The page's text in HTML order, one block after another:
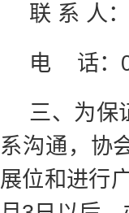
联 系 人
电 话：
三、为保
系沟通，协
展位和进行